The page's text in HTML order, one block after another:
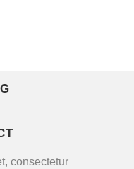
consectetur